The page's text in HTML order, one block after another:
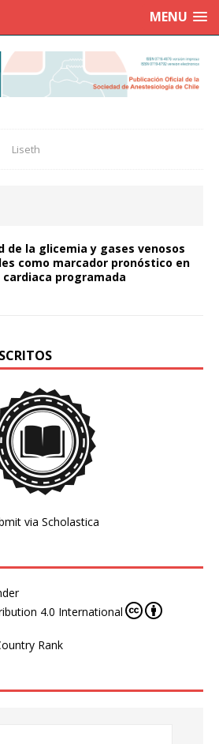
MENU
Liseth
de la glicemia y gases venosos
como marcador pronóstico en
programada
via Scholastica
4.0 International